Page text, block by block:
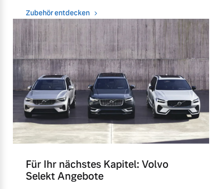
Zubehör entdecken
Für Ihr nächstes Kapitel: Volvo
Selekt Angebote